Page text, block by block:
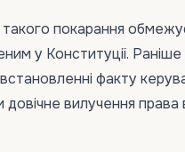
такого покарання
у Конституції.
факту
вилучення права